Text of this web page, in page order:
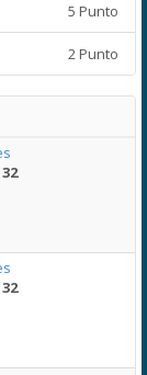
5 Punto
2 Punto
32
32